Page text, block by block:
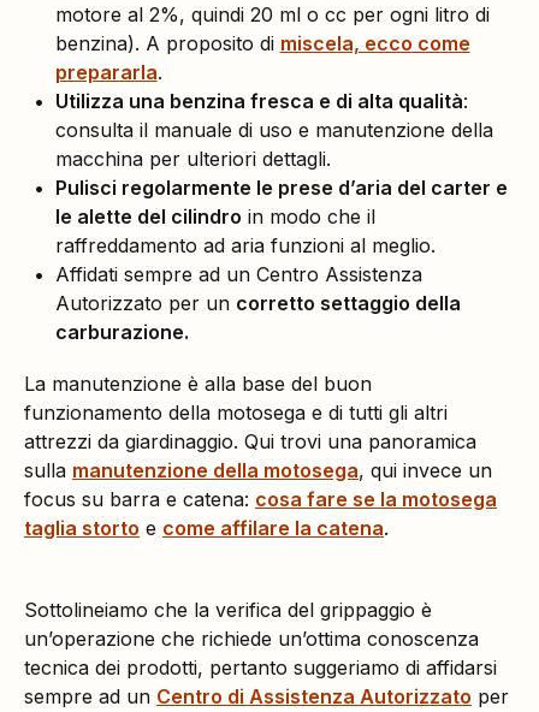
motore al 2%, quindi 20 ml o cc per ogni litro di
benzina). A proposito di miscela, ecco come
prepararla.
Utilizza una benzina fresca e di alta qualità:
consulta il manuale di uso e manutenzione della
macchina per ulteriori dettagli.
Pulisci regolarmente le prese d’aria del carter e
le alette del cilindro in modo che il
raffreddamento ad aria funzioni al meglio.
Affidati sempre ad un Centro Assistenza
Autorizzato per un corretto settaggio della
carburazione.
La manutenzione è alla base del buon
funzionamento della motosega e di tutti gli altri
attrezzi da giardinaggio. Qui trovi una panoramica
sulla manutenzione della motosega, qui invece un
focus su barra e catena: cosa fare se la motosega
taglia storto e come affilare la catena.
Sottolineiamo che la verifica del grippaggio è
un’operazione che richiede un’ottima conoscenza
tecnica dei prodotti, pertanto suggeriamo di affidarsi
sempre ad un Centro di Assistenza Autorizzato per